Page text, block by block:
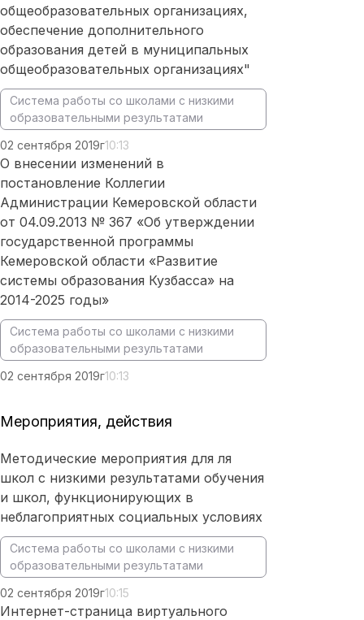
общеобразовательных организациях,
обеспечение дополнительного
образования детей в муниципальных
общеобразовательных организациях"
Система работы со школами с низкими
образовательными результатами
02 сентября 2019г10:13
О внесении изменений в
постановление Коллегии
Администрации Кемеровской области
от 04.09.2013 № 367 «Об утверждении
государственной программы
Кемеровской области «Развитие
системы образования Кузбасса» на
2014-2025 годы»
Система работы со школами с низкими
образовательными результатами
02 сентября 2019г10:13
Мероприятия, действия
Методические мероприятия для ля
школ с низкими результатами обучения
и школ, функционирующих в
неблагоприятных социальных условиях
Система работы со школами с низкими
образовательными результатами
02 сентября 2019г10:15
Интернет-страница виртуального